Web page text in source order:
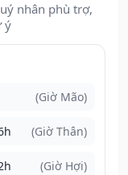
nhân phù trợ,
ý
(Giờ Mão)
(Giờ Thân)
(Giờ Hợi)